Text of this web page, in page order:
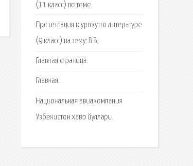
(11 класс) по теме.
Презентация к уроку по литературе
(9 класс) на тему: В.В.
Главная страница.
Главная.
Национальная авиакомпания
Узбекистон хаво йуллари.